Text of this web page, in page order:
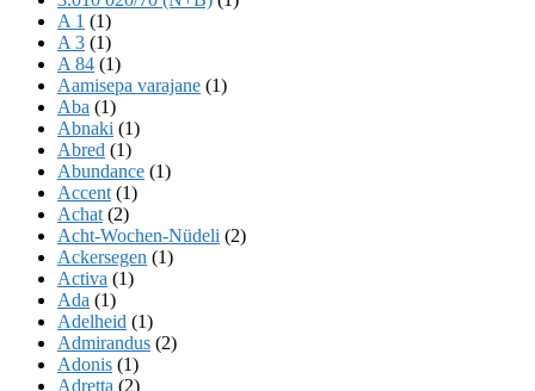
A 1 (1)
A 3 (1)
A 84 (1)
Aamisepa varajane (1)
Aba (1)
Abnaki (1)
Abred (1)
Abundance (1)
Accent (1)
Achat (2)
Acht-Wochen-Nüdeli (2)
Ackersegen (1)
Activa (1)
Ada (1)
Adelheid (1)
Admirandus (2)
Adonis (1)
Adretta (2)